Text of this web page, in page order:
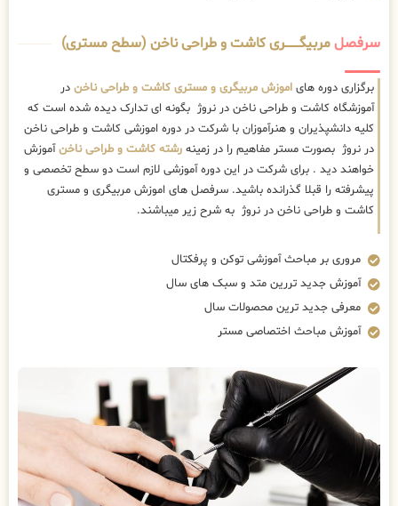
سرفصلمربیگــــــــری کاشت و طراحی ناخن (سطح مستری)
برگزاری دوره های اموزش مربیگری و مستری کاشت و طراحی ناخن در
آموزشگاه کاشت و طراحی ناخن در نروژ بگونه ای تدارک دیده شده است که
کلیه دانشپذیران و هنرآموزان با شرکت در دوره اموزشی کاشت و طراحی ناخن
در نروژ بصورت مستر مفاهیم را در زمینه رشته کاشت و طراحی ناخنآموزش
خواهند دید . برای شرکت در این دوره آموزشی لازم است دو سطح تخصصی و
پیشرفته را قبلا گذرانده باشید. سرفصل های اموزش مربیگری و مستری
کاشت و طراحی ناخن در نروژ به شرح زیر میباشند.
مروری بر مباحث آموزشی توکن و پرفکتال
آموزش جدید تررین متد و سبک های سال
معرفی جدید ترین محصولات سال
آموزش مباحث اختصاصی مستر